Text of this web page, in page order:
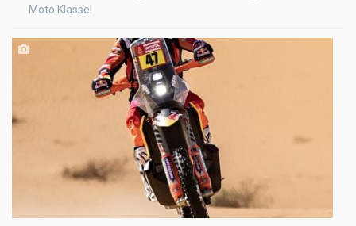
Moto Klasse!